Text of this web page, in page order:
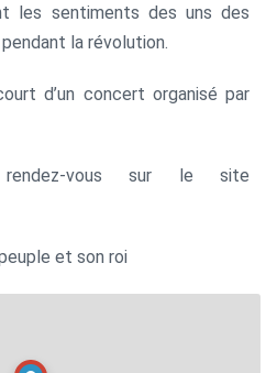
les sentiments des uns des
la révolution.
d’un concert organisé par
vous sur le site
et son roi